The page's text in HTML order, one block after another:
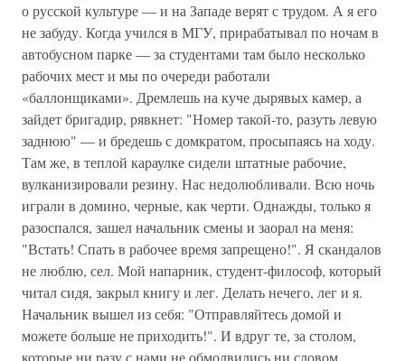
о русской культуре — и на Западе верят с трудом. А я его
не забуду. Когда учился в МГУ, прирабатывал по ночам в
автобусном парке — за студентами там было несколько
рабочих мест и мы по очереди работали
«баллонщиками». Дремлешь на куче дырявых камер, а
зайдет бригадир, рявкнет: "Номер такой-то, разуть левую
заднюю" — и бредешь с домкратом, просыпаясь на ходу.
Там же, в теплой караулке сидели штатные рабочие,
вулканизировали резину. Нас недолюбливали. Всю ночь
играли в домино, черные, как черти. Однажды, только я
разоспался, зашел начальник смены и заорал на меня:
"Встать! Спать в рабочее время запрещено!". Я скандалов
не люблю, сел. Мой напарник, студент-философ, который
читал сидя, закрыл книгу и лег. Делать нечего, лег и я.
Начальник вышел из себя: "Отправляйтесь домой и
можете больше не приходить!". И вдруг те, за столом,
которые ни разу с нами не обмолвились ни словом,